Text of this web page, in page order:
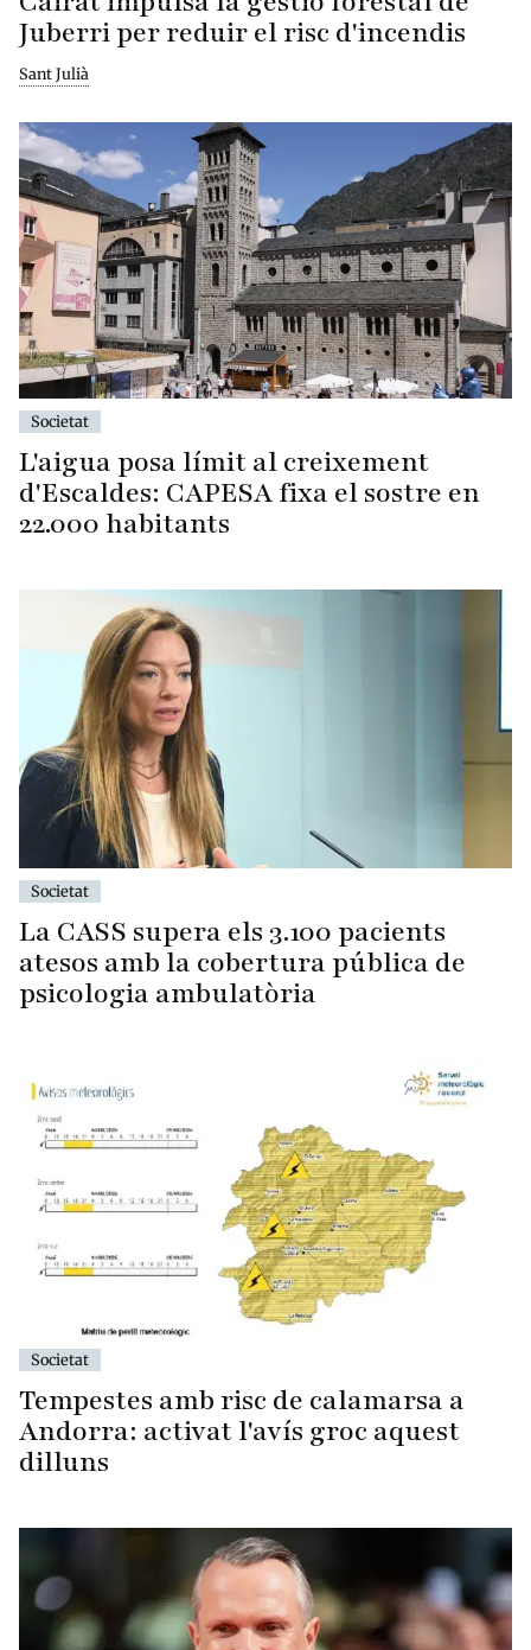
Juberri per reduir el risc d'incendis
Sant Julià
Societat
L'aigua posa límit al creixement
d'Escaldes: CAPESA fixa el sostre en
22.000 habitants
Societat
La CASS supera els 3.100 pacients
atesos amb la cobertura pública de
psicologia ambulatòria
Societat
Tempestes amb risc de calamarsa a
Andorra: activat l'avís groc aquest
dilluns